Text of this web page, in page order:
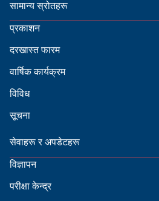
सामान्य स्रोतहरू
प्रकाशन
दरखास्त फारम
वार्षिक कार्यक्रम
विविध
सूचना
सेवाहरू र अपडेटहरू
विज्ञापन
परीक्षा केन्द्र